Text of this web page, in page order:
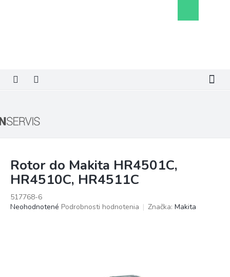
košík
Rotor do Makita HR4501C,
HR4510C, HR4511C
517768-6
Priemerné
Neohodnotené Podrobnosti hodnotenia Značka: Makita